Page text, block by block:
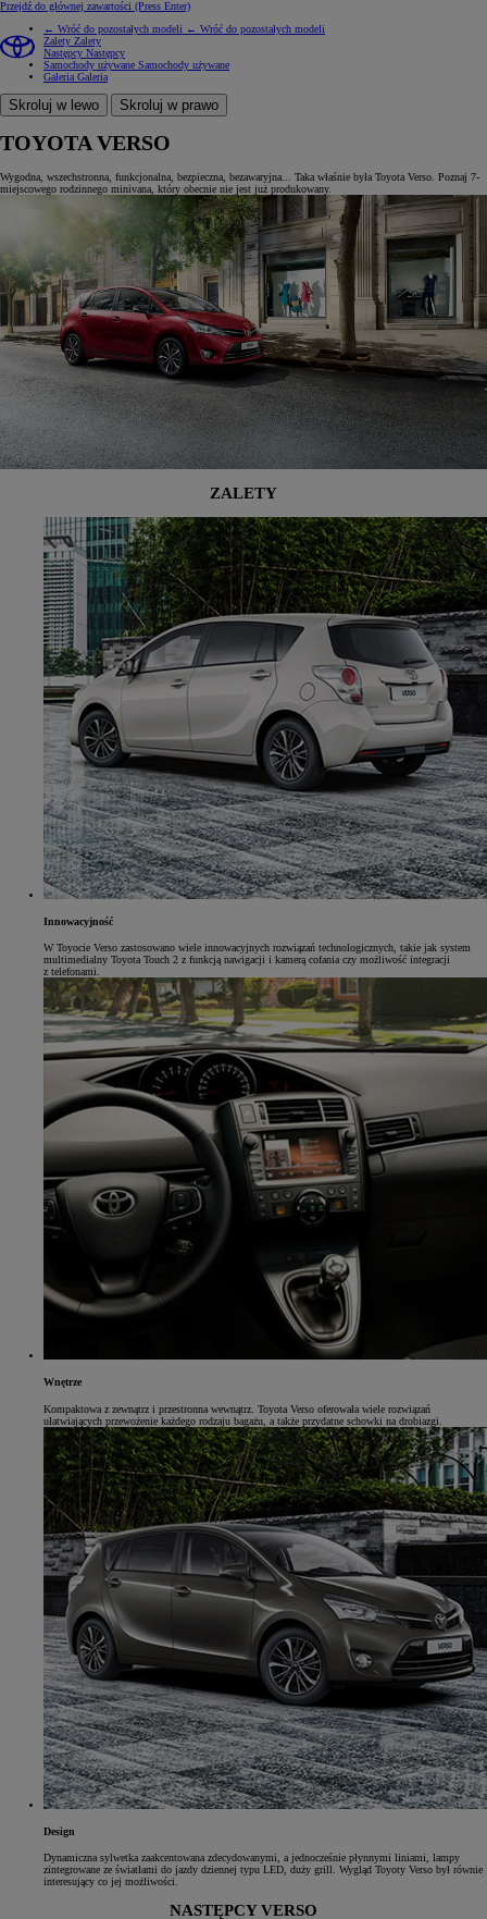
Przejdź do głównej zawartości (Press Enter)
← Wróć do pozostałych modeli ← Wróć do pozostałych modeli
Zalety Zalety
Następcy Następcy
Samochody używane Samochody używane
Galeria Galeria
Skroluj w lewo Skroluj w prawo
TOYOTA VERSO
Wygodna, wszechstronna, funkcjonalna, bezpieczna, bezawaryjna... Taka właśnie była Toyota Verso. Poznaj 7-
miejscowego rodzinnego minivana, który obecnie nie jest już produkowany.
ZALETY
Innowacyjność
W Toyocie Verso zastosowano wiele innowacyjnych rozwiązań technologicznych, takie jak system
multimedialny Toyota Touch 2 z funkcją nawigacji i kamerą cofania czy możliwość integracji
z telefonami.
Wnętrze
Kompaktowa z zewnątrz i przestronna wewnątrz. Toyota Verso oferowała wiele rozwiązań
ułatwiających przewożenie każdego rodzaju bagażu, a także przydatne schowki na drobiazgi.
Design
Dynamiczna sylwetka zaakcentowana zdecydowanymi, a jednocześnie płynnymi liniami, lampy
zintegrowane ze światłami do jazdy dziennej typu LED, duży grill. Wygląd Toyoty Verso był równie
interesujący co jej możliwości.
NASTĘPCY VERSO